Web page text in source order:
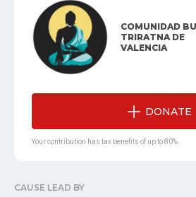
COMUNIDAD
TRIRATNA DE
VALENCIA
DONATE
Your contribution has tax benefits of up to 80%
CAUSE LEAD BY